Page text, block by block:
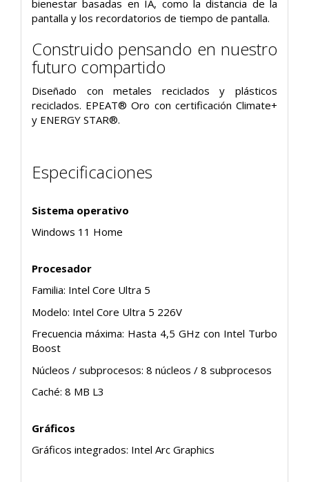
bienestar basadas en IA, como la distancia de la
pantalla y los recordatorios de tiempo de pantalla.
Construido pensando en nuestro
futuro compartido
Diseñado con metales reciclados y plásticos
reciclados. EPEAT® Oro con certificación Climate+
y ENERGY STAR®.
Especificaciones
Sistema operativo
Windows 11 Home
Procesador
Familia: Intel Core Ultra 5
Modelo: Intel Core Ultra 5 226V
Frecuencia máxima: Hasta 4,5 GHz con Intel Turbo
Boost
Núcleos / subprocesos: 8 núcleos / 8 subprocesos
Caché: 8 MB L3
Gráficos
Gráficos integrados: Intel Arc Graphics